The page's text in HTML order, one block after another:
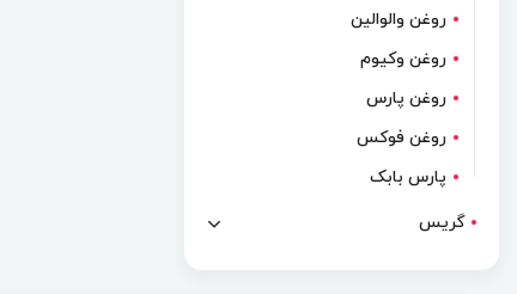
روغن والوالین
روغن وکیوم
روغن پارس
روغن فوکس
پارس بابک
گریس